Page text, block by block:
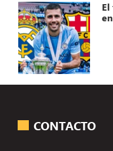
CONTACTO